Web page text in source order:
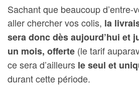
Sachant que beaucoup d’entre-
aller chercher vos colis, la
sera donc dès aujourd’hui et
un mois, offerte (le tarif
ce sera d’ailleurs le seul et
durant cette période.